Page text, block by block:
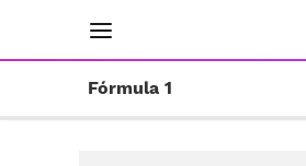
Fórmula 1